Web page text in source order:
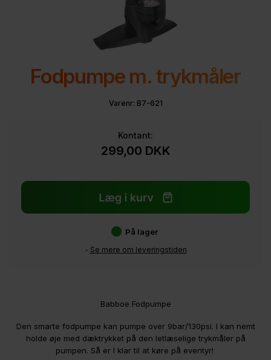
Fodpumpe m. trykmåler
Varenr: B7-621
Kontant:
299,00 DKK
På lager
- Se mere om leveringstiden
Babboe Fodpumpe
Den smarte fodpumpe kan pumpe over 9bar/130psi. I kan nemt
holde øje med dæktrykket på den letlæselige trykmåler på
pumpen. Så er I klar til at køre på eventyr!